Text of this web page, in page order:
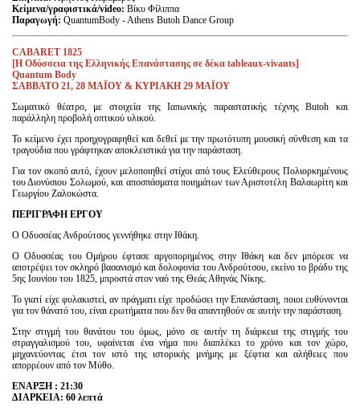
Κείμενα/γραφιστικά/video: Βίκυ Φίλιππα
Παραγωγή: QuantumBody - Athens Butoh Dance Group
CABARET 1825
[H Oδύσσεια της Ελληνικής Επανάστασης σε δέκα tableaux-vivants]
Quantum Body
ΣΑΒΒΑΤΟ 21, 28 ΜΑΪΟΥ & ΚΥΡΙΑΚΗ 29 ΜΑΪΟΥ
Σωματικό θέατρο, με στοιχεία της Ιαπωνικής παραστατικής τέχνης Butoh και
παράλληλη προβολή οπτικού υλικού.
Το κείμενο έχει προηχογραφηθεί και δεθεί με την πρωτότυπη μουσική σύνθεση και τα
τραγούδια που γράφτηκαν αποκλειστικά για την παράσταση.
Για τον σκοπό αυτό, έχουν μελοποιηθεί στίχοι από τους Ελεύθερους Πολιορκημένους
του Διονύσιου Σολωμού, και αποσπάσματα ποιημάτων των Αριστοτέλη Βαλαωρίτη και
Γεωργίου Ζαλoκώστα.
ΠΕΡΙΓΡΑΦΗ ΕΡΓΟΥ
Ο Οδυσσέας Ανδρούτσος γεννήθηκε στην Ιθάκη.
Ο Οδυσσέας του Ομήρου έφτασε αργοπορημένος στην Ιθάκη και δεν μπόρεσε να
αποτρέψει τον σκληρό βασανισμό και δολοφονία του Ανδρούτσου, εκείνο το βράδυ της
5ης Ιουνίου του 1825, μπροστά στον ναό της Θεάς Αθηνάς Νίκης.
Το γιατί είχε φυλακιστεί, αν πράγματι είχε προδώσει την Επανάσταση, ποιοι ευθύνονται
για τον θάνατό του, είναι ερωτήματα που δεν θα απαντηθούν σε αυτήν την παράσταση.
Στην στιγμή του θανάτου του όμως, μόνο σε αυτήν τη διάρκεια της στιγμής του
στραγγαλισμού του, υφαίνεται ένα νήμα που διαπλέκει το χρόνο και τον χώρο,
μηχανεύοντας έτσι τον ιστό της ιστορικής μνήμης με ξέφτια και αλήθειες που
απορρέουν από τον Μύθο.
ΕΝAΡΞΗ : 21:30
ΔΙΑΡΚΕΙΑ: 60 λεπτά